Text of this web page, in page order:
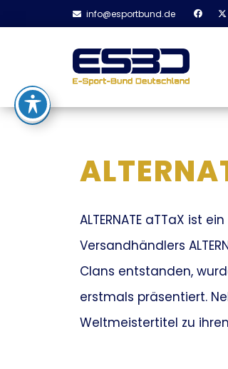
info@esportbund.de
ALTERNATE aTTaX ist
Versandhändlers
Clans entstanden,
erstmals präsentiert.
Weltmeistertitel zu